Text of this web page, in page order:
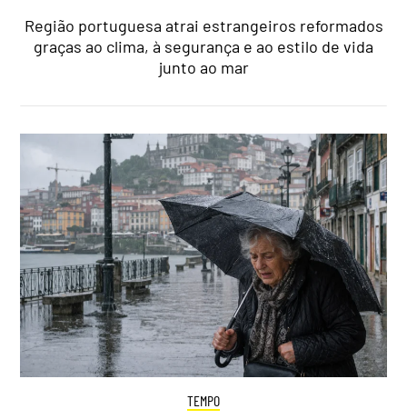
Região portuguesa atrai estrangeiros reformados
graças ao clima, à segurança e ao estilo de vida
junto ao mar
TEMPO